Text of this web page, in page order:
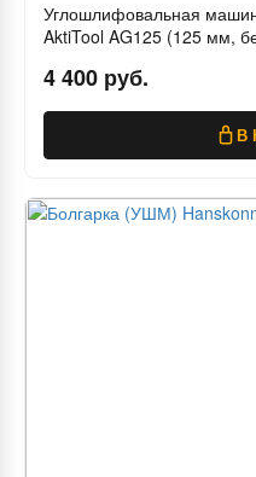
Углошлифовальная
AktiTool AG125 (125 мм,
4 400 руб.
В